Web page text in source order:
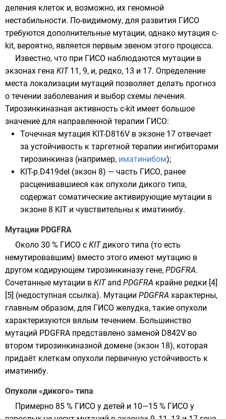
деления клеток и, возможно, их геномной
нестабильности. По-видимому, для развития ГИСО
требуются дополнительные мутации, однако мутация c-
kit, вероятно, является первым звеном этого процесса.
Известно, что при ГИСО наблюдаются мутации в
экзонах гена KIT11, 9, и, редко, 13 и 17. Определение
места локализации мутаций позволяет делать прогноз
о течении заболевания и выбор схемы лечения.
Тирозинкиназная активность c-kit имеет большое
значение для направленной терапии ГИСО:
Точечная мутация KIT-D816V в экзоне 17 отвечает
за устойчивость к таргетной терапии ингибиторами
тирозинкиназ (например, иматинибом);
KIT-p.D419del (экзон 8) — часть ГИСО, ранее
расценивавшиеся как опухоли дикого типа,
содержат соматические активирующие мутации в
экзоне 8 KIT и чувствительны к иматинибу.
Мутации PDGFRA
Около 30 % ГИСО с KITдикого типа (то есть
немутировавшим) вместо этого имеют мутацию в
другом кодирующем тирозинкиназу гене, PDGFRA.
Сочетанные мутации в KITand PDGFRA крайне редки [4]
[5] (недоступная ссылка). Мутации PDGFRA характерны,
главным образом, для ГИСО желудка, такие опухоли
характеризуются вялым течением. Большинство
мутаций PDGFRA представлено заменой D842V во
втором тирозинкиназной домене (экзон 18), которая
придаёт клеткам опухоли первичную устойчивость к
иматинибу.
Опухоли «дикого» типа
Примерно 85 % ГИСО у детей и 10—15 % ГИСО у